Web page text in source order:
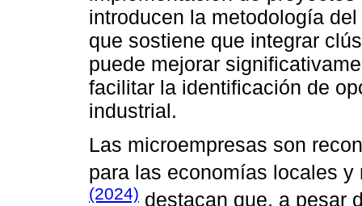
introducen la metodología del
que sostiene que integrar
puede mejorar
facilitar la identificación de
industrial.
Las microempresas son
para las economías locales
(2024) destacan que, a pesar